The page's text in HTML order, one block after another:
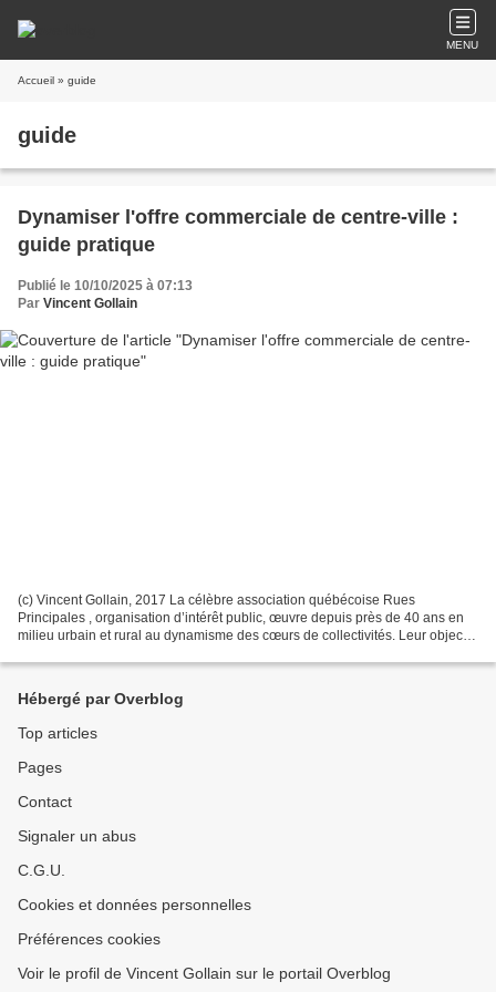
MENU
Accueil » guide
guide
Dynamiser l'offre commerciale de centre-ville :
guide pratique
Publié le 10/10/2025 à 07:13
Par Vincent Gollain
(c) Vincent Gollain, 2017 La célèbre association québécoise Rues
Principales , organisation d’intérêt public, œuvre depuis près de 40 ans en
milieu urbain et rural au dynamisme des cœurs de collectivités. Leur objectif
Hébergé par Overblog
Top articles
Pages
Contact
Signaler un abus
C.G.U.
Cookies et données personnelles
Préférences cookies
Voir le profil de Vincent Gollain sur le portail Overblog